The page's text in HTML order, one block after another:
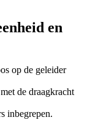
en
op de geleider
de draagkracht
inbegrepen.